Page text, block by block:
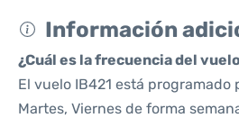
Información
¿Cuál es la frecuencia del
El vuelo IB421 está programado
Martes, Viernes de forma